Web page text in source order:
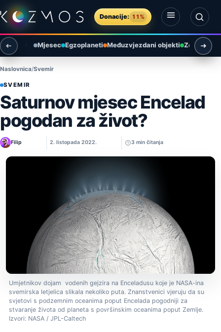
Preskoči na sadržaj
Donacije: 11%
Otvori izbornik
Otvori pretragu
Mjesec Egzoplaneti Međuzvjezdani objekti Zemlja i
Naslovnica Svemir
SVEMIR
Saturnov mjesec Encelad
pogodan za život?
Filip 2. listopada 2022. 3 min čitanja
Umjetnikov dojam vodenih gejzira na Enceladusu koje je NASA-ina
svemirska letjelica slikala nekoliko puta. Znanstvenici vjeruju da su
svjetovi s podzemnim oceanima poput Encelada pogodniji za
stvaranje života od planeta s površinskim oceanima poput Zemlje.
Izvori: NASA / JPL-Caltech